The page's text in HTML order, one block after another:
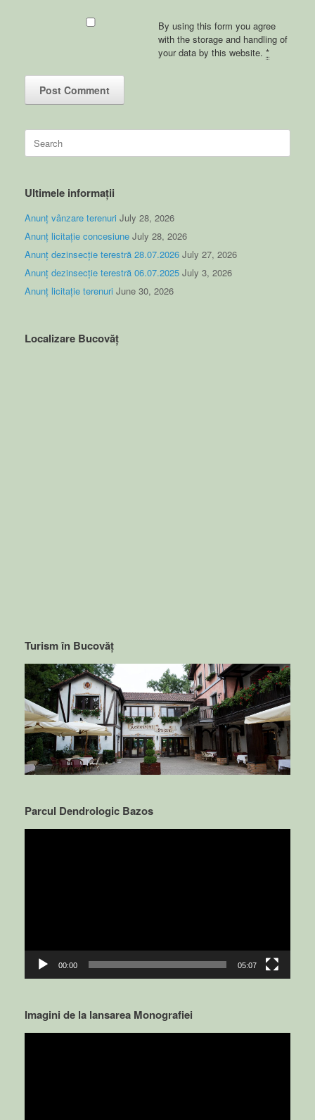
By using this form you agree
with the storage and handling of
your data by this website. *
for:
Ultimele informații
Anunț vânzare terenuri July 28, 2026
Anunț licitație concesiune July 28, 2026
Anunț dezinsecție terestră 28.07.2026 July 27, 2026
Anunț dezinsecție terestră 06.07.2025 July 3, 2026
Anunț licitație terenuri June 30, 2026
Localizare Bucovăț
Turism în Bucovăț
Parcul Dendrologic Bazos
00:00 05:07
Imagini de la lansarea Monografiei